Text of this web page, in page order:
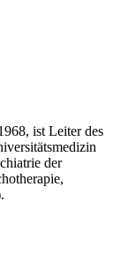
ist Leiter des
der